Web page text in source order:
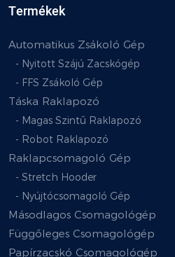
Termékek
Automatikus Zsákoló Gép
- Nyitott Szájú Zacskógép
- FFS Zsákoló Gép
Táska Raklapozó
- Magas Szintű Raklapozó
- Robot Raklapozó
Raklapcsomagoló Gép
- Stretch Hooder
- Nyújtócsomagoló Gép
Másodlagos Csomagológép
Függőleges Csomagológép
Papírzacskó Csomagológép